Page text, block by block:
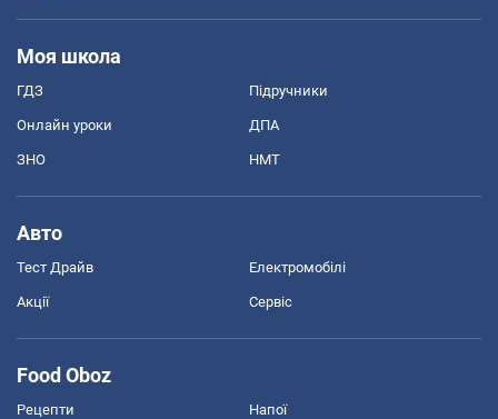
Моя школа
ГДЗ Підручники
Онлайн уроки ДПА
ЗНО НМТ
Авто
Тест Драйв Електромобілі
Акції Сервіс
Food Oboz
Рецепти Напої